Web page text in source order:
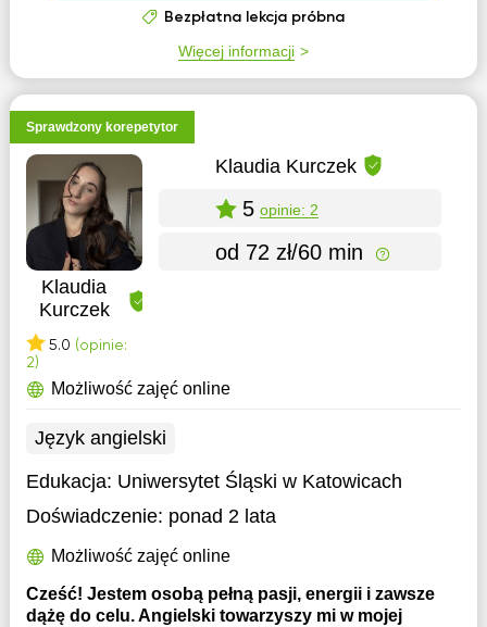
Bezpłatna lekcja próbna
Więcej informacji
Sprawdzony korepetytor
Klaudia
Kurczek
5.0 (opinie:
2)
Klaudia Kurczek
5 opinie: 2
od 72 zł/60 min
Możliwość zajęć online
Język angielski
Edukacja: Uniwersytet Śląski w Katowicach
Doświadczenie: ponad 2 lata
Możliwość zajęć online
Cześć! Jestem osobą pełną pasji, energii i zawsze
dążę do celu. Angielski towarzyszy mi w mojej